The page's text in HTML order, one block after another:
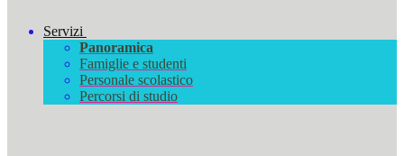
Servizi
Panoramica
Famiglie e studenti
Personale scolastico
Percorsi di studio